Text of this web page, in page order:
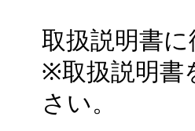
取扱説明書
※取扱説明書
さい。